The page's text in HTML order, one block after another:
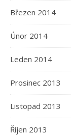
Březen 2014
Únor 2014
Leden 2014
Prosinec 2013
Listopad 2013
Říjen 2013